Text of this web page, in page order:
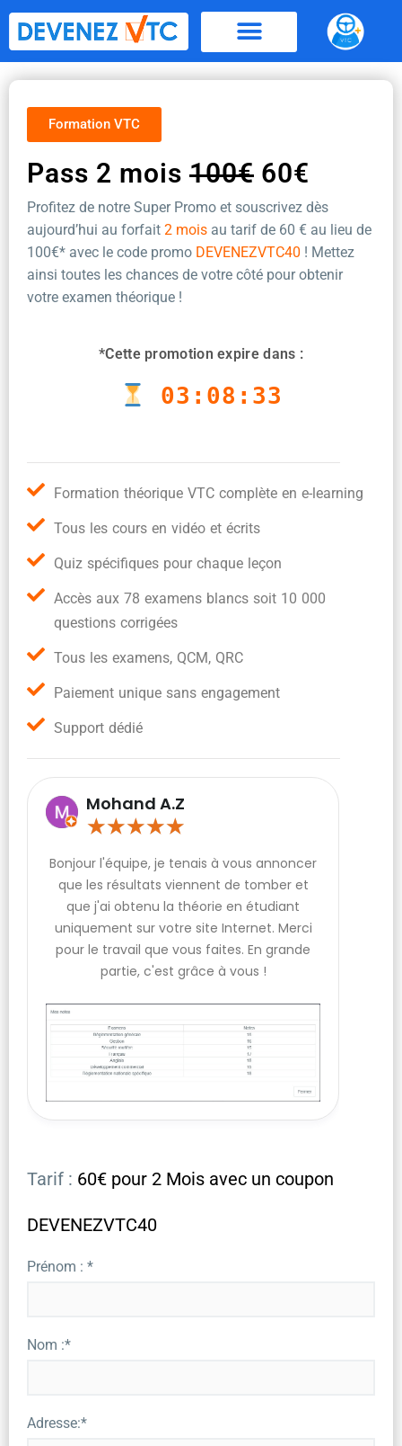
Aller
contenu
Formation VTC
Pass 2 mois 100€ 60€
Profitez de notre Super Promo et souscrivez dès
aujourd’hui au forfait 2 mois au tarif de 60 € au lieu de
100€* avec le code promo DEVENEZVTC40 ! Mettez
ainsi toutes les chances de votre côté pour obtenir
votre examen théorique !
*Cette promotion expire dans :
03:08:32
Formation théorique VTC complète en e-learning
Tous les cours en vidéo et écrits
Quiz spécifiques pour chaque leçon
Accès aux 78 examens blancs soit 10 000
questions corrigées
Tous les examens, QCM, QRC
Paiement unique sans engagement
Support dédié
Mohand A.Z
★★★★★
Bonjour l'équipe, je tenais à vous annoncer
que les résultats viennent de tomber et
que j'ai obtenu la théorie en étudiant
uniquement sur votre site Internet. Merci
pour le travail que vous faites. En grande
partie, c'est grâce à vous !
Tarif : 60€ pour 2 Mois avec un coupon
DEVENEZVTC40
Prénom : *
Nom :*
Adresse:*